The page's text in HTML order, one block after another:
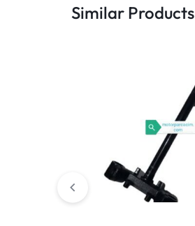
Similar Products